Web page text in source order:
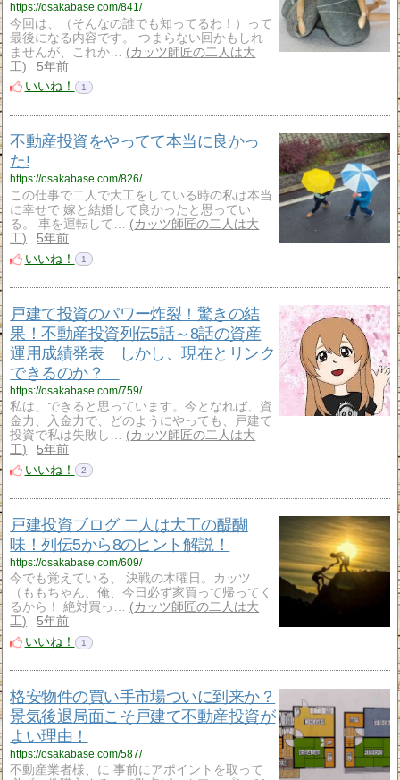
https://osakabase.com/841/
今回は、（そんなの誰でも知ってるわ！）って
最後になる内容です。 つまらない回かもしれ
ませんが、これか…
カッツ師匠の二人は大
工
5年前
いいね！
1
不動産投資をやってて本当に良かっ
た!
https://osakabase.com/826/
この仕事で二人で大工をしている時の私は本当
に幸せで 嫁と結婚して良かったと思ってい
る。 車を運転して…
カッツ師匠の二人は大
工
5年前
いいね！
1
戸建て投資のパワー炸裂！驚きの結
果！不動産投資列伝5話～8話の資産
運用成績発表 しかし、現在とリンク
できるのか？
https://osakabase.com/759/
私は、できると思っています。今となれば、資
金力、入金力で、どのようにやっても、戸建て
投資で私は失敗し…
カッツ師匠の二人は大
工
5年前
いいね！
2
戸建投資ブログ 二人は大工の醍醐
味！列伝5から8のヒント解説！
https://osakabase.com/609/
今でも覚えている、 決戦の木曜日。カッツ
（ももちゃん、俺、今日必ず家買って帰ってく
るから！ 絶対買っ…
カッツ師匠の二人は大
工
5年前
いいね！
1
格安物件の買い手市場ついに到来か？
景気後退局面こそ戸建て不動産投資が
よい理由！
https://osakabase.com/587/
不動産業者様、に 事前にアポイントを取って